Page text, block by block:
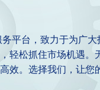
平台，致力于为广
轻松抓住市场机遇
效。选择我们，让您